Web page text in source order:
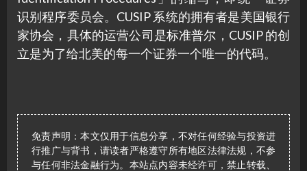
识别程序委员会。CUSIP 系统的拥有者是美国银行
家协会，具体的运营公司是标准普尔，CUSIP 的创
立是为了给北美的每一个证券一个唯一的代码。
免责声明：本文仅用于信息分享，不对任何经验与投资进
行推广与背书，请读者严格遵守所有地区法律法规，不参
与任何非法金融行为。本站点内容未经许可，禁止转载、